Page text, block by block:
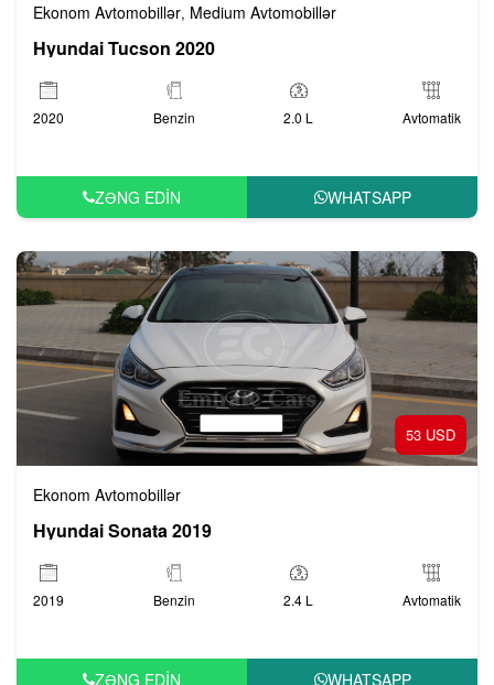
Ekonom Avtomobillər, Medium Avtomobillər
Hyundai Tucson 2020
2020 Benzin 2.0 L Avtomatik
ZƏNG EDIN WHATSAPP
53 USD
Ekonom Avtomobillər
Hyundai Sonata 2019
2019 Benzin 2.4 L Avtomatik
ZƏNG EDIN WHATSAPP